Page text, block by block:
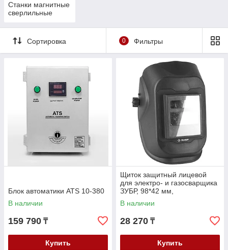
Станки магнитные
сверлильные
Сортировка 0 Фильтры
Блок автоматики ATS 10-380
В наличии
159 790 ₸
Купить
Щиток защитный лицевой
для электро- и газосварщика
ЗУБР, 98*42 мм,
автозатемнение (11079)
В наличии
28 270 ₸
Купить